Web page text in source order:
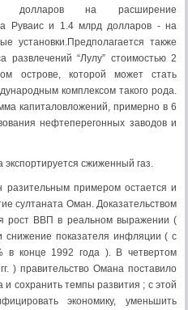
на расширение
Руваис и 1.4 млрд долларов - на
установки.Предполагается также
развлечений “Лулу” стоимостью 2
острове, которой может стать
комплексом такого рода.
капиталовложений, примерно в 6
нефтеперегонных заводов и
экспортируется сжиженный газ.
разительным примером остается и
султаната Оман. Доказательством
рост ВВП в реальном выражении (
снижение показателя инфляции ( с
в конце 1992 года ). В четвертом
) правительство Омана поставило
и сохранить темпы развития ; с этой
экономику, уменьшить